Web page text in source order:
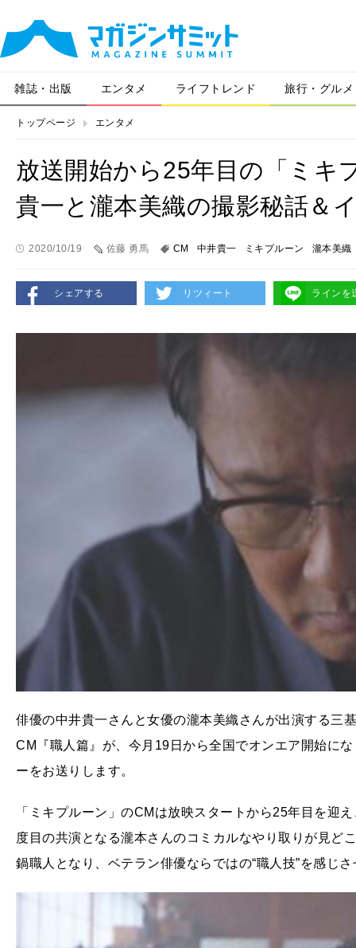
雑誌・出版 エンタメ ライフトレンド 旅行・グルメ
トップページ エンタメ
放送開始から25年目の「ミキ
貴一と瀧本美織の撮影秘話＆
2020/10/19 佐藤 勇馬 CM 中井貴一 ミキプルーン 瀧本美織
シェアする リツィート ラインを
俳優の中井貴一さんと女優の瀧本美織さんが出演する三
CM『職人篇』が、今月19日から全国でオンエア開始に
ーをお送りします。
「ミキプルーン」のCMは放映スタートから25年目を迎
度目の共演となる瀧本さんのコミカルなやり取りが見ど
鍋職人となり、ベテラン俳優ならではの“職人技”を感じ